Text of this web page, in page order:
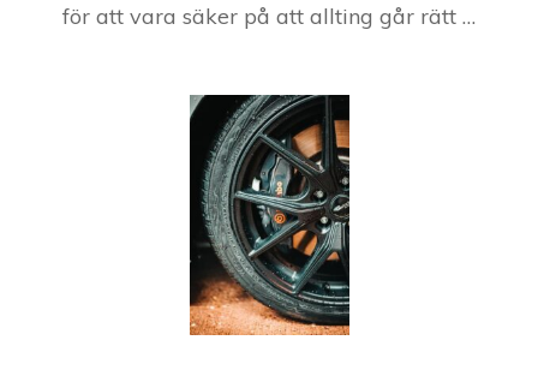
för att vara säker på att allting går rätt …